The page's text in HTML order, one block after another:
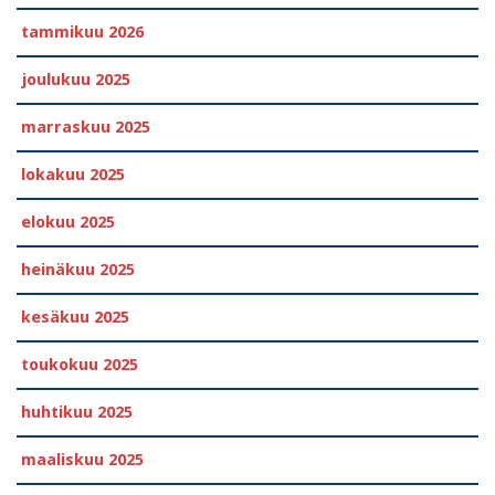
tammikuu 2026
joulukuu 2025
marraskuu 2025
lokakuu 2025
elokuu 2025
heinäkuu 2025
kesäkuu 2025
toukokuu 2025
huhtikuu 2025
maaliskuu 2025